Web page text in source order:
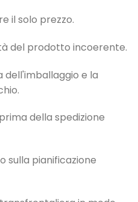
il solo prezzo.
del prodotto incoerente.
dell'imballaggio e la
della spedizione
sulla pianificazione